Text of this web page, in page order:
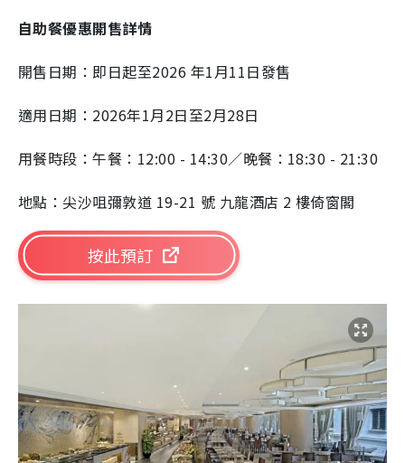
自助餐優惠開售詳情
開售日期：即日起至2026 年1月11日發售
適用日期： 2026年1月2日至2月28日
用餐時段：午餐：12:00 - 14:30／晚餐：18:30 - 21:30
地點：尖沙咀彌敦道 19-21 號 九龍酒店 2 樓倚窗閣
按此預訂